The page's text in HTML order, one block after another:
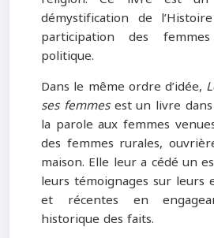
démystification de
participation des
politique.
Dans le même ordre d’idée,
ses femmesest un livre
la parole aux femmes
des femmes rurales,
maison. Elle leur a cédé un
leurs témoignages sur leurs
et récentes en
historique des faits.